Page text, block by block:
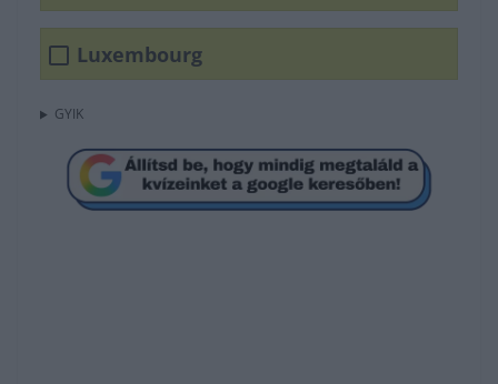
Luxembourg
GYIK